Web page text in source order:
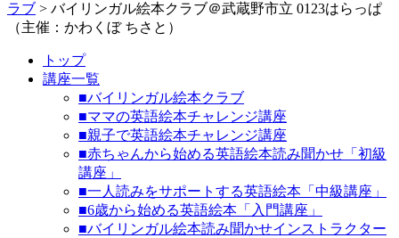
ラブ > バイリンガル絵本クラブ＠武蔵野市立 0123はらっぱ
（主催：かわくぼ ちさと）
トップ
講座一覧
■バイリンガル絵本クラブ
■ママの英語絵本チャレンジ講座
■親子で英語絵本チャレンジ講座
■赤ちゃんから始める英語絵本読み聞かせ「初級
講座」
■一人読みをサポートする英語絵本「中級講座」
■6歳から始める英語絵本「入門講座」
■バイリンガル絵本読み聞かせインストラクター